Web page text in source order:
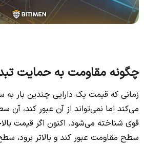
چگونه مقاومت به حمایت
زمانی که قیمت یک دارایی چندین بار
می‌کند اما نمی‌تواند از آن عبور کند، آن
قوی شناخته می‌شود. اکنون اگر قیمت
سطح مقاومت عبور کند و بالاتر برود،